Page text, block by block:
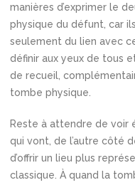
manières d’exprimer le
physique du défunt, car
seulement du lien avec
définir aux yeux de tous
de recueil,
tombe physique.
Reste à attendre de voir
qui vont, de l’autre côté
d’offrir un lieu plus
classique. À quand la